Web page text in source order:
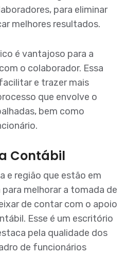
para eliminar
melhores resultados.
é vantajoso para a
o colaborador. Essa
e trazer mais
que envolve o
bem como
Contábil
e região que estão em
melhorar a tomada de
de contar com o apoio
Esse é um escritório
pela qualidade dos
de funcionários